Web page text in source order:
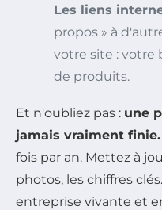
Les liens
propos » à
votre site : votre
de produits.
Et n'oubliez pas : une
jamais vraiment finie.
fois par an. Mettez à
photos, les chiffres
entreprise vivante et